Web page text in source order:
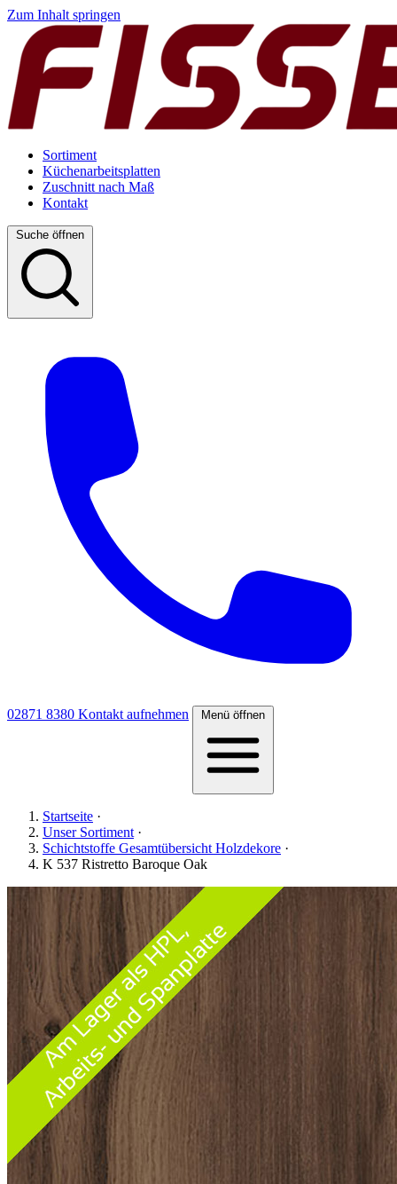
Zum Inhalt springen
Sortiment
Küchenarbeitsplatten
Zuschnitt nach Maß
Kontakt
Suche öffnen
02871 8380 Kontakt aufnehmen Menü öffnen
Startseite ·
Unser Sortiment ·
Schichtstoffe Gesamtübersicht Holzdekore ·
K 537 Ristretto Baroque Oak